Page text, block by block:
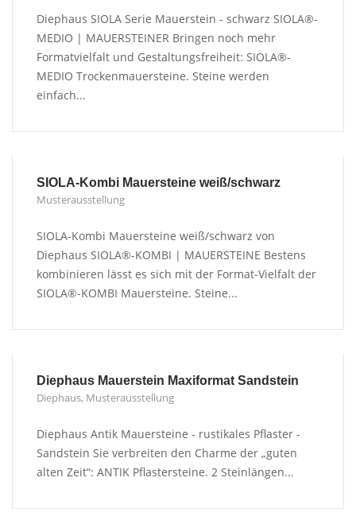
Diephaus SIOLA Serie Mauerstein - schwarz SIOLA®-
MEDIO | MAUERSTEINER Bringen noch mehr
Formatvielfalt und Gestaltungsfreiheit: SIOLA®-
MEDIO Trockenmauersteine. Steine werden
einfach...
SIOLA-Kombi Mauersteine weiß/schwarz
Musterausstellung
SIOLA-Kombi Mauersteine weiß/schwarz von
Diephaus SIOLA®-KOMBI | MAUERSTEINE Bestens
kombinieren lässt es sich mit der Format-Vielfalt der
SIOLA®-KOMBI Mauersteine. Steine...
Diephaus Mauerstein Maxiformat Sandstein
Diephaus, Musterausstellung
Diephaus Antik Mauersteine - rustikales Pflaster -
Sandstein Sie verbreiten den Charme der „guten
alten Zeit“: ANTIK Pflastersteine. 2 Steinlängen...